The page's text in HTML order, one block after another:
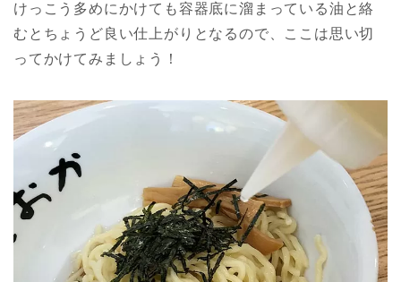
けっこう多めにかけても容器底に溜まっている油と絡
むとちょうど良い仕上がりとなるので、ここは思い切
ってかけてみましょう！